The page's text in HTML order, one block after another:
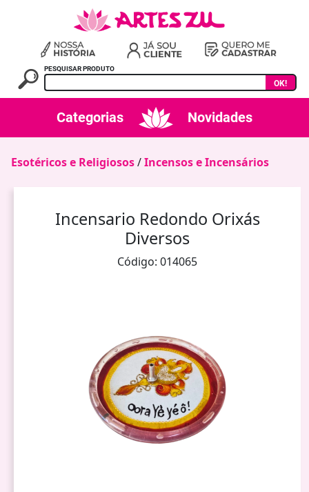
PESQUISAR PRODUTO
OK!
Categorias Novidades
Esotéricos e Religiosos/Incensos e Incensários
Incensario Redondo Orixás
Diversos
Código: 014065